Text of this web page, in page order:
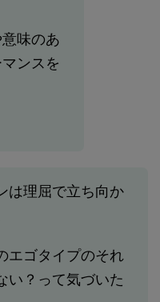
味のあ
ンスを
は理屈で立ち向か
エゴタイプのそれ
い？って気づいた